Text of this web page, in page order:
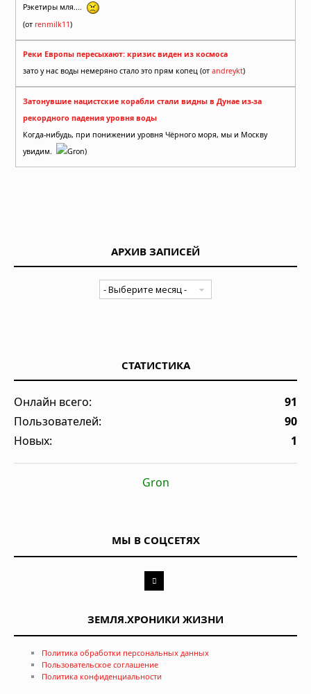
Рэкетиры мля....
(от renmilk11)
Реки Европы пересыхают: кризис виден из космоса
зато у нас воды немеряно стало это прям копец (от andreykt)
Затонувшие нацистские корабли стали видны в Дунае из-за
рекордного падения уровня воды
Когда-нибудь, при понижении уровня Чёрного моря, мы и Москву
увидим.
Gron)
АРХИВ ЗАПИСЕЙ
СТАТИСТИКА
Онлайн всего:
91
Пользователей:
90
Новых:
1
Gron
МЫ В СОЦСЕТЯХ
ЗЕМЛЯ.ХРОНИКИ ЖИЗНИ
Политика обработки персональных данных
Пользовательское соглашение
Политика конфиденциальности